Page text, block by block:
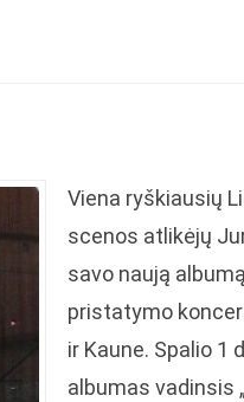
Viena ryškiausių
scenos atlikėjų
savo naują
pristatymo
ir Kaune. Spalio 1
albumas vadinsis